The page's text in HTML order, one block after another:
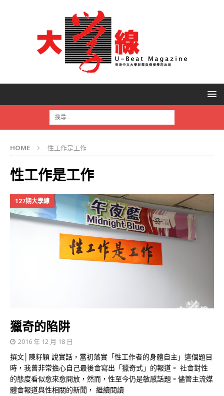
HOME 性工作是工作
性工作是工作
127期大學線
獵奇的陷阱
2016 年 12 月 18 日
撰文│陳籽穎 說實話，當初落實「性工作者的身體自主」這個題目
時，我曾非常擔心自己最後會寫出「獵奇式」的報道。 社會對性
的態度看似愈來愈開放，然而，性至今仍是敏感話題。儘管主流媒
體會報道與性相關的新聞， 繼續閱讀